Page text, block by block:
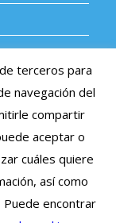
>
terceros para
navegación del
compartir
aceptar o
cuáles quiere
así como
Puede encontrar